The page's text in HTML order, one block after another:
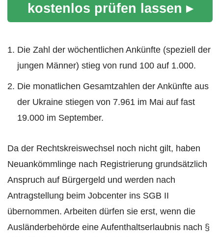
kostenlos prüfen lassen ▸
Die Zahl der wöchentlichen Ankünfte (speziell der
jungen Männer) stieg von rund 100 auf 1.000.
Die monatlichen Gesamtzahlen der Ankünfte aus
der Ukraine stiegen von 7.961 im Mai auf fast
19.000 im September.
Da der Rechtskreiswechsel noch nicht gilt, haben
Neuankömmlinge nach Registrierung grundsätzlich
Anspruch auf Bürgergeld und werden nach
Antragstellung beim Jobcenter ins SGB II
übernommen. Arbeiten dürfen sie erst, wenn die
Ausländerbehörde eine Aufenthaltserlaubnis nach §